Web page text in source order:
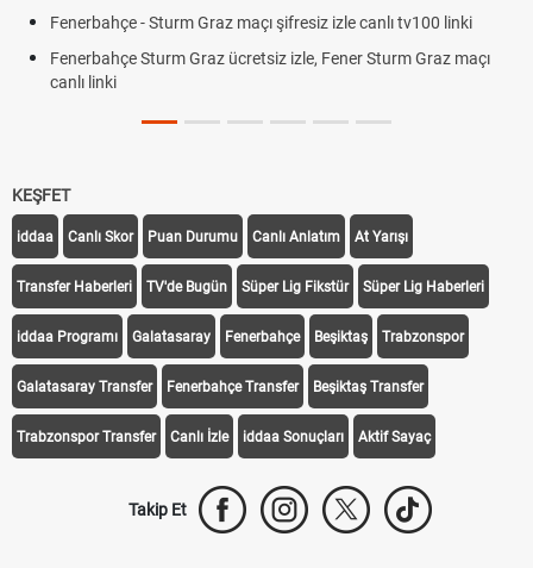
- Sturm Graz maçı şifresiz izle canlı tv100 linki
Sturm Graz ücretsiz izle, Fener Sturm Graz maçı
KEŞFET
iddaa Canlı Skor Puan Durumu Canlı Anlatım At Yarışı
Transfer Haberleri TV'de Bugün Süper Lig Fikstür Süper Lig Haberleri
iddaa Programı Galatasaray Fenerbahçe Beşiktaş Trabzonspor
Galatasaray Transfer Fenerbahçe Transfer Beşiktaş Transfer
Canlı İzle iddaa Sonuçları Aktif Sayaç